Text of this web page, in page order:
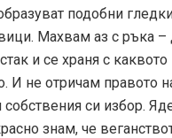
подобни
Махвам аз с ръка
и се храня с
И не отричам правото
си избор.
знам, че